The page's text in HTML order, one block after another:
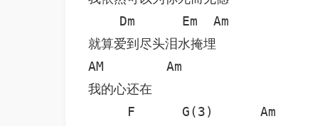
    Dm      Em  Am
就算爱到尽头泪水掩埋
AM        Am
我的心还在
     F      G(3)      Am